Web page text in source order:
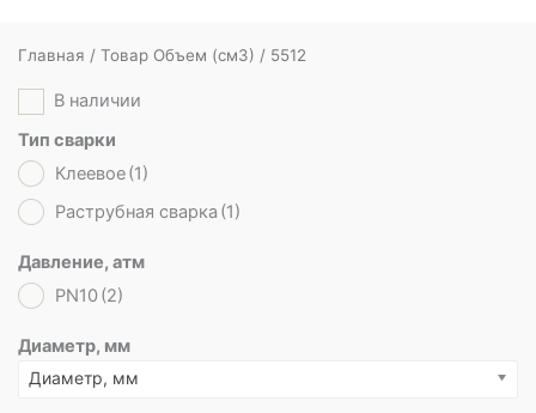
Главная / Товар Объем (cм3) / 5512
В наличии
Тип сварки
Клеевое(1)
Раструбная сварка (1)
Давление, атм
PN10(2)
Диаметр, мм
Диаметр, мм